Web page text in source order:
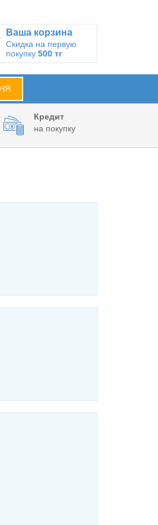
Ваша корзина
Скидка на первую
покупку 500 тг
Кредит
на покупку